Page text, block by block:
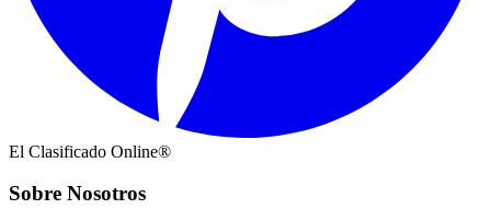
El Clasificado Online®
Sobre Nosotros